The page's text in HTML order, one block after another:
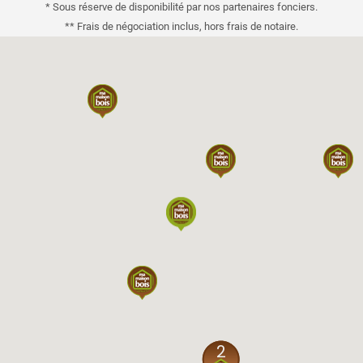
* Sous réserve de disponibilité par nos partenaires fonciers.
** Frais de négociation inclus, hors frais de notaire.
2